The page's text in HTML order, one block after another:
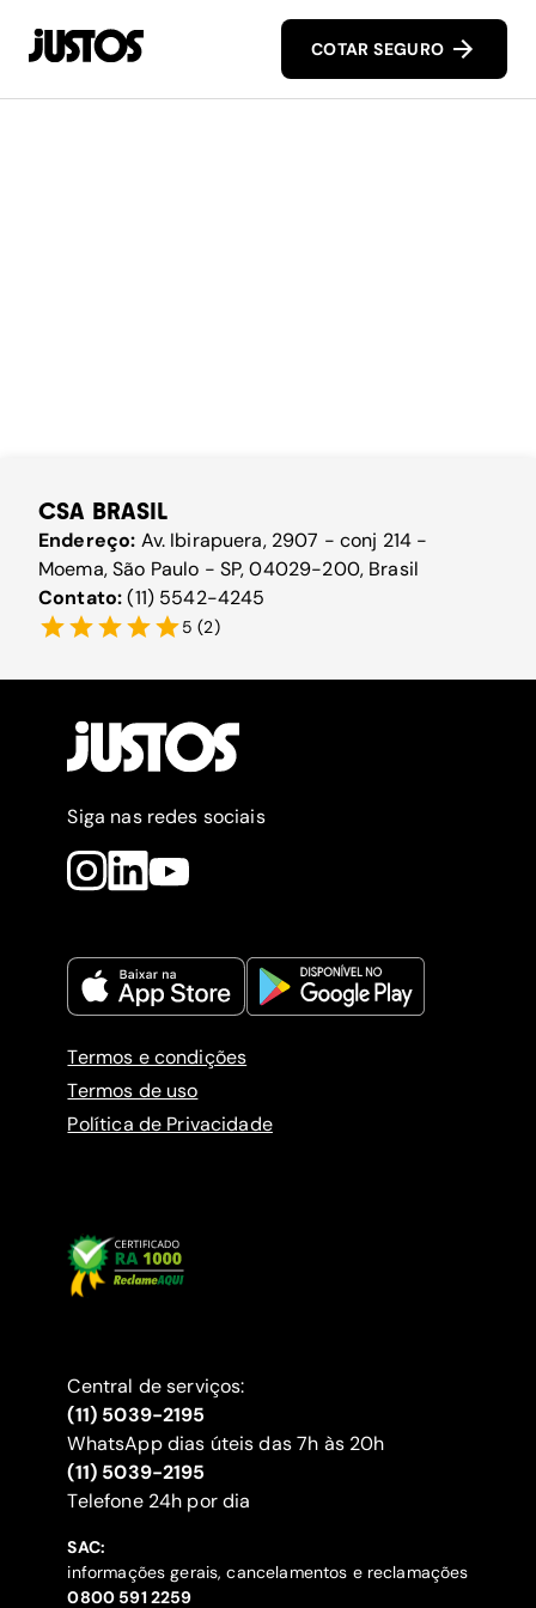
COTAR SEGURO
CSA BRASIL
Endereço: Av. Ibirapuera, 2907 - conj 214 -
Moema, São Paulo - SP, 04029-200, Brasil
Contato:(11) 5542-4245
5 (2)
Siga nas redes sociais
Termos e condições
Termos de uso
Política de Privacidade
Central de serviços:
(11) 5039-2195
WhatsApp dias úteis das 7h às 20h
(11) 5039-2195
‍Telefone 24h por dia
SAC:
informações gerais, cancelamentos e reclamações
‍0800 591 2259